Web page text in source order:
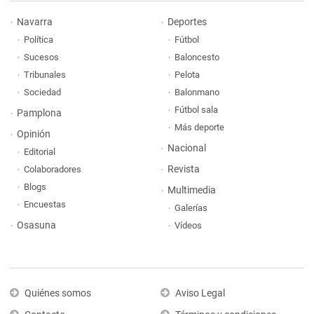
Navarra
Política
Sucesos
Tribunales
Sociedad
Pamplona
Opinión
Editorial
Colaboradores
Blogs
Encuestas
Osasuna
Deportes
Fútbol
Baloncesto
Pelota
Balonmano
Fútbol sala
Más deporte
Nacional
Revista
Multimedia
Galerías
Vídeos
Quiénes somos
Aviso Legal